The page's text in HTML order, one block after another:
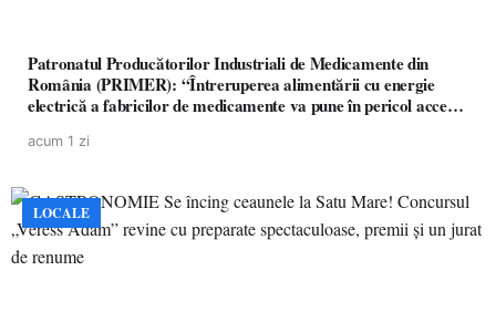
Patronatul Producătorilor Industriali de Medicamente din
România (PRIMER): “Întreruperea alimentării cu energie
electrică a fabricilor de medicamente va pune în pericol accesul
acum 1 zi
LOCALE